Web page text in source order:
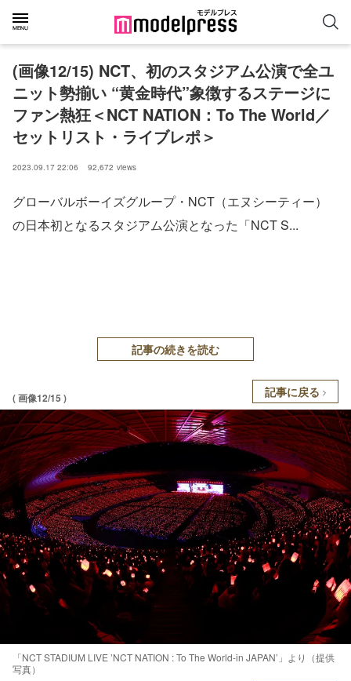
(画像12/15) NCT、初のスタジアム公演で全ユ
ニット勢揃い “黄金時代”象徴するステージに
ファン熱狂＜NCT NATION：To The World／
セットリスト・ライブレポ＞
2023.09.17 22:06 92,672 views
グローバルボーイズグループ・NCT（エヌシーティー）
の日本初となるスタジアム公演となった「NCT S...
記事の続きを読む
( 画像12/15 ) 記事に戻る
「NCT STADIUM LIVE ’NCT NATION : To The World-in JAPAN’」より（提供
写真）